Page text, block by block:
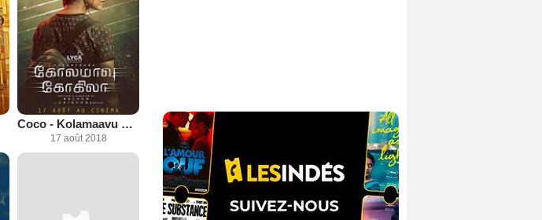
Coco - Kolamaavu Kokila
17 août 2018